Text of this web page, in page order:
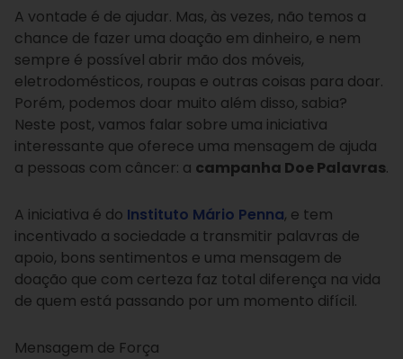
A vontade é de ajudar. Mas, às vezes, não temos a
chance de fazer uma doação em dinheiro, e nem
sempre é possível abrir mão dos móveis,
eletrodomésticos, roupas e outras coisas para doar.
Porém, podemos doar muito além disso, sabia?
Neste post, vamos falar sobre uma iniciativa
interessante que oferece uma mensagem de ajuda
a pessoas com câncer: a campanha Doe Palavras.
A iniciativa é do Instituto Mário Penna, e tem
incentivado a sociedade a transmitir palavras de
apoio, bons sentimentos e uma mensagem de
doação que com certeza faz total diferença na vida
de quem está passando por um momento difícil.
Mensagem de Força